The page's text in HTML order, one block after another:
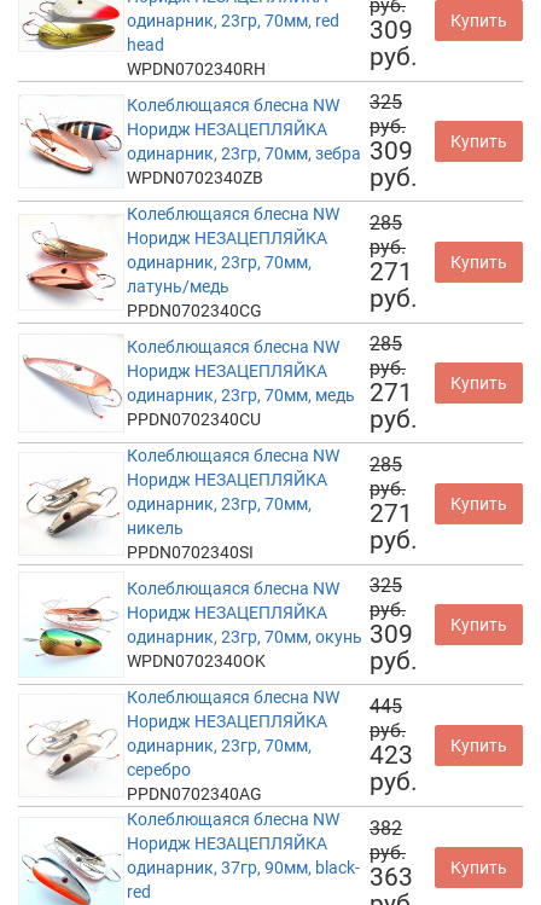
одинарник, 23гр, 70мм, red
head
WPDN0702340RH
руб.
309
руб.
Купить
Колеблющаяся блесна NW
Норидж НЕЗАЦЕПЛЯЙКА
одинарник, 23гр, 70мм, зебра
WPDN0702340ZB
325
руб.
309
руб.
Купить
Колеблющаяся блесна NW
Норидж НЕЗАЦЕПЛЯЙКА
одинарник, 23гр, 70мм,
латунь/медь
PPDN0702340CG
285
руб.
271
руб.
Купить
Колеблющаяся блесна NW
Норидж НЕЗАЦЕПЛЯЙКА
одинарник, 23гр, 70мм, медь
PPDN0702340CU
285
руб.
271
руб.
Купить
Колеблющаяся блесна NW
Норидж НЕЗАЦЕПЛЯЙКА
одинарник, 23гр, 70мм,
никель
PPDN0702340SI
285
руб.
271
руб.
Купить
Колеблющаяся блесна NW
Норидж НЕЗАЦЕПЛЯЙКА
одинарник, 23гр, 70мм, окунь
WPDN0702340OK
325
руб.
309
руб.
Купить
Колеблющаяся блесна NW
Норидж НЕЗАЦЕПЛЯЙКА
одинарник, 23гр, 70мм,
серебро
PPDN0702340AG
445
руб.
423
руб.
Купить
Колеблющаяся блесна NW
Норидж НЕЗАЦЕПЛЯЙКА
одинарник, 37гр, 90мм, black-
red
382
руб.
363
Купить